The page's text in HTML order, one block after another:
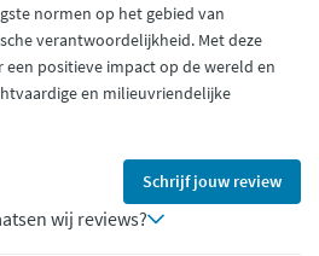
normen op het gebied van
verantwoordelijkheid. Met deze
positieve impact op de wereld en
en milieuvriendelijke
Schrijf jouw review
wij reviews?